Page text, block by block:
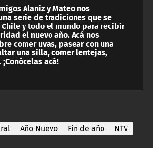
Alaniz y Mateo nos
serie de tradiciones que se
y todo el mundo para recibir
el nuevo año. Acá nos
comer uvas, pasear con una
una silla, comer lentejas,
acá!
Año Nuevo Fin de año NTV